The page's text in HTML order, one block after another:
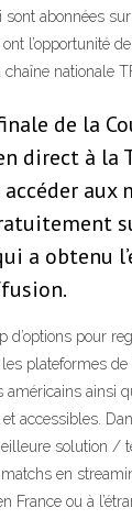
sont abonnées
l’opportunité
nationale
de la
direct à la
accéder aux
a obtenu
d’options pour
plateformes
américains ainsi
accessibles.
solution /
en
France ou à